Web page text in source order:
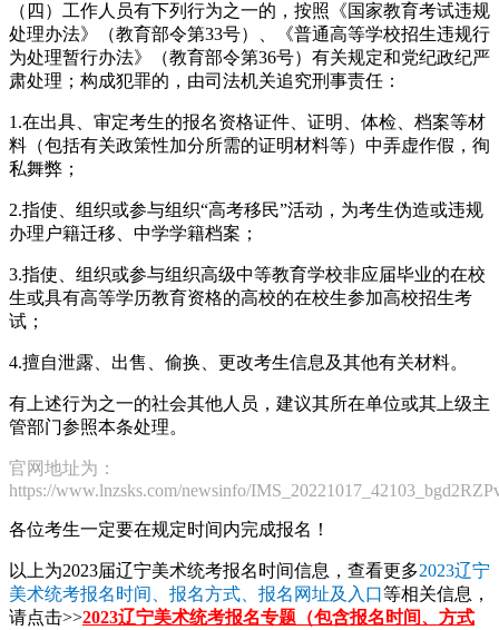
（四）工作人员有下列行为之一的，按照《国家教育考试违规
处理办法》（教育部令第33号）、《普通高等学校招生违规行
为处理暂行办法》（教育部令第36号）有关规定和党纪政纪严
肃处理；构成犯罪的，由司法机关追究刑事责任：
1.在出具、审定考生的报名资格证件、证明、体检、档案等材
料（包括有关政策性加分所需的证明材料等）中弄虚作假，徇
私舞弊；
2.指使、组织或参与组织“高考移民”活动，为考生伪造或违规
办理户籍迁移、中学学籍档案；
3.指使、组织或参与组织高级中等教育学校非应届毕业的在校
生或具有高等学历教育资格的高校的在校生参加高校招生考
试；
4.擅自泄露、出售、偷换、更改考生信息及其他有关材料。
有上述行为之一的社会其他人员，建议其所在单位或其上级主
管部门参照本条处理。
官网地址为：
https://www.lnzsks.com/newsinfo/
各位考生一定要在规定时间内完成报名！
以上为2023届辽宁美术统考报名时间信息，查看更多2023辽宁
美术统考报名时间、报名方式、报名网址及入口等相关信息，
请点击>>2023辽宁美术统考报名专题（包含报名时间、方式